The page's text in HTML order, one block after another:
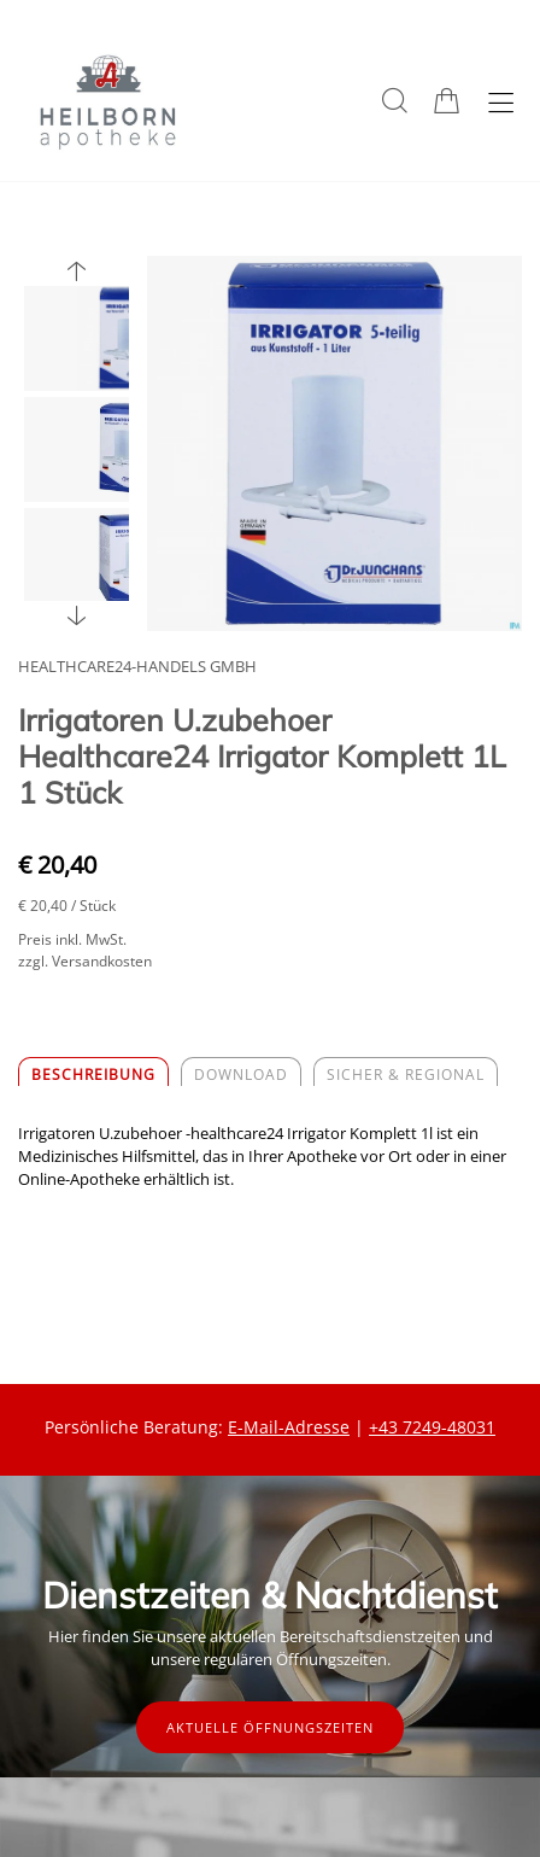
HEALTHCARE24-HANDELS GMBH
Irrigatoren U.zubehoer
Healthcare24 Irrigator Komplett 1L
1 Stück
€ 20,40
€ 20,40/ Stück
Preis inkl. MwSt.
zzgl. Versandkosten
BESCHREIBUNG DOWNLOAD SICHER & REGIONAL
Irrigatoren U.zubehoer -healthcare24 Irrigator Komplett 1l ist ein
Medizinisches Hilfsmittel, das in Ihrer Apotheke vor Ort oder in einer
Online-Apotheke erhältlich ist.
Persönliche Beratung: E-Mail-Adresse | +43 7249-48031
Dienstzeiten & Nachtdienst
Hier finden Sie unsere aktuellen Bereitschaftsdienstzeiten und
unsere regulären Öffnungszeiten.
AKTUELLE ÖFFNUNGSZEITEN